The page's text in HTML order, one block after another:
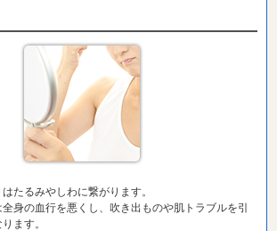
たるみやしわに繋がります。
身の血行を悪くし、吹き出ものや肌トラブルを引
ます。